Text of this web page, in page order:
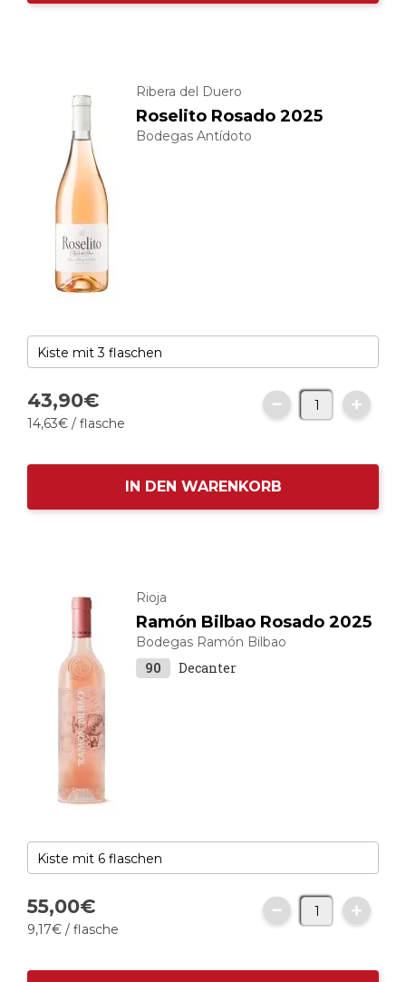
Ribera del Duero
Roselito Rosado 2025
Bodegas Antídoto
43,90€
14,63€ / flasche
IN DEN WARENKORB
Rioja
Ramón Bilbao Rosado 2025
Bodegas Ramón Bilbao
90 Decanter
55,00€
9,17€ / flasche